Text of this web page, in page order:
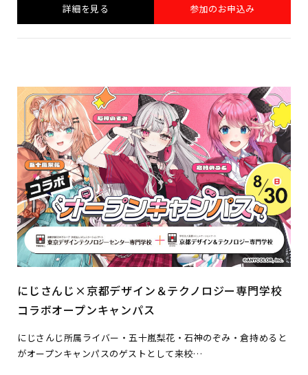
詳細を見る 参加のお申込み
にじさんじ×京都デザイン＆テクノロジー専門学校
コラボオープンキャンパス
にじさんじ所属ライバー・五十嵐梨花・石神のぞみ・倉持めると
がオープンキャンパスのゲストとして来校…